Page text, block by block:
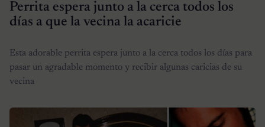
Perrita espera junto a la cerca todos los
días a que la vecina la acaricie
Esta adorable perrita espera junto a la cerca todos los días para
pasar un agradable momento y recibir algunas caricias de su
vecina